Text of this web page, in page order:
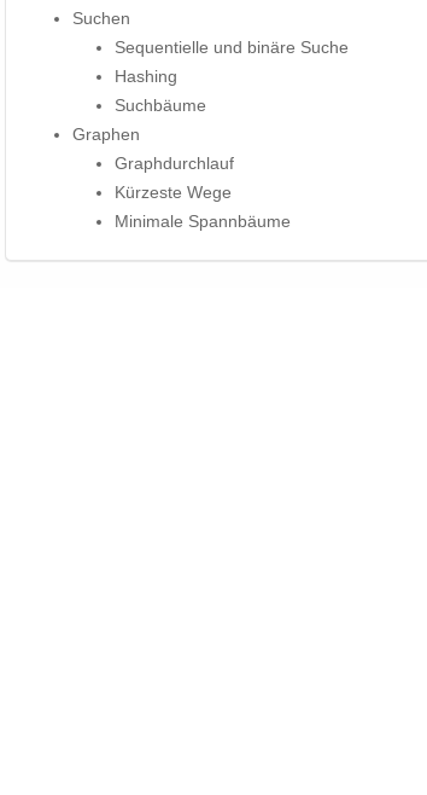
Suchen
Sequentielle und binäre Suche
Hashing
Suchbäume
Graphen
Graphdurchlauf
Kürzeste Wege
Minimale Spannbäume